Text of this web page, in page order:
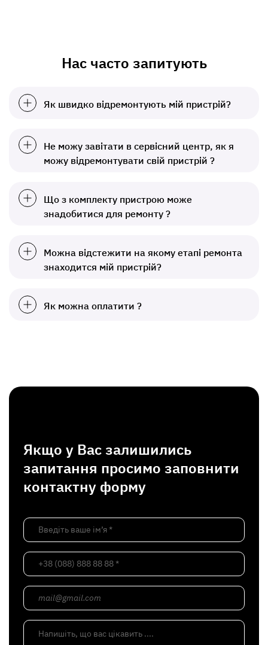
Нас часто запитують
Як швидко відремонтують мій пристрій?
Не можу завітати в сервісний центр, як я
можу відремонтувати свій пристрій ?
Що з комплекту пристрою може
знадобитися для ремонту ?
Можна відстежити на якому етапі ремонта
знаходится мій пристрій?
Як можна оплатити ?
Якщо у Вас залишились
запитання просимо заповнити
контактну форму
Введіть ваше ім’я *
+38 (088) 888 88 88 *
mail@gmail.com
Напишіть, що вас цікавить ....